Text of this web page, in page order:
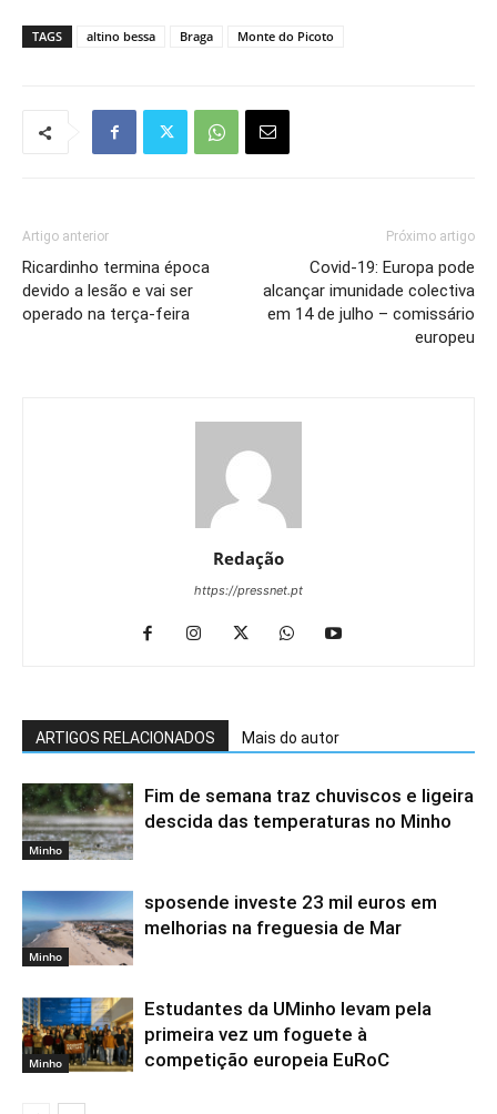
TAGS altino bessa Braga Monte do Picoto
Artigo anterior
Ricardinho termina época
devido a lesão e vai ser
operado na terça-feira
Próximo artigo
Covid-19: Europa pode
alcançar imunidade colectiva
em 14 de julho – comissário
europeu
Redação
https://pressnet.pt
ARTIGOS RELACIONADOS Mais do autor
Minho
Fim de semana traz chuviscos e ligeira
descida das temperaturas no Minho
Minho
sposende investe 23 mil euros em
melhorias na freguesia de Mar
Minho
Estudantes da UMinho levam pela
primeira vez um foguete à
competição europeia EuRoC